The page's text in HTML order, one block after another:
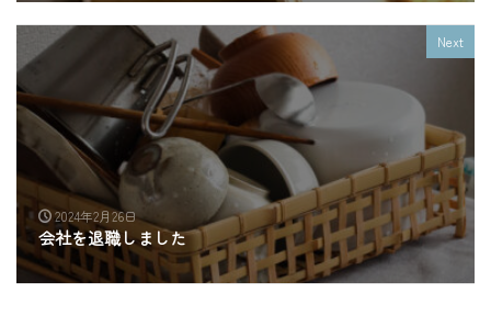
Next
2024年2月26日
会社を退職しました